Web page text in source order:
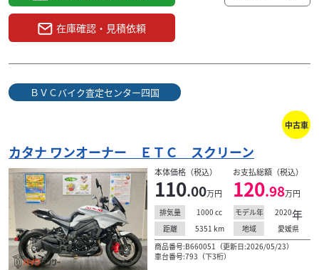
在庫確認・見積依頼
ＢＶＣバイク査定センター四国
中古車
カタナ ワンオーナー ＥＴＣ スクリーン
本体価格（税込）
110.00万円
お支払総額（税込）
120.98万円
排気量 1000 cc モデル年 2020年
距離 5351 km 地域
愛媛県
商品番号:B660051（更新日:2026/05/23）
車台番号:793（下3桁）